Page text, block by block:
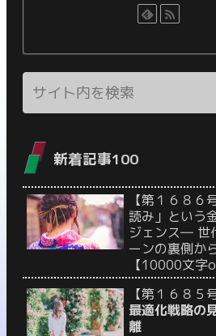
新着記事100
【第１６８６
読み」という
ジェンス― 世
ーンの裏側か
【10000文字
【第１６８５
最適化戦略の
離